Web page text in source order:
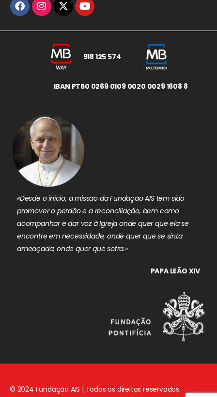
918 125 574
IBAN PT50 0269 0109 0020 0029 1608 8
«Desde o início, a missão da Fundação AIS tem sido
promover o perdão e a reconciliação, bem como
acompanhar e dar voz à Igreja onde quer que ela se
encontre em necessidade, onde quer que se sinta
ameaçada, onde quer que sofra.»
PAPA LEÃO XIV
© 2024 Fundação AIS | Todos os direitos reservados.